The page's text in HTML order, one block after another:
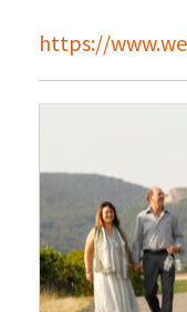
https://